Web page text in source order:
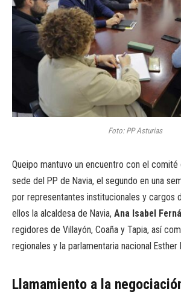
Foto: PP Asturias
Queipo mantuvo un encuentro con el
sede del PP de Navia, el segundo en una
por representantes institucionales y cargos
ellos la alcaldesa de Navia, Ana Isabel
regidores de Villayón, Coaña y Tapia, así
regionales y la parlamentaria nacional Esther
Llamamiento a la